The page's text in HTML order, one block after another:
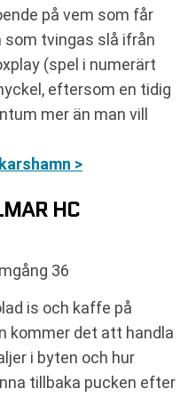
på vem som får
som tvingas slå ifrån
(spel i numerärt
eftersom en tidig
mer än man vill
>
HC
36
is och kaffe på
kommer det att handla
i byten och hur
tillbaka pucken efter